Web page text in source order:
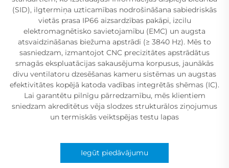
(SID), ilgtermiņa uzticamības nodrošināšana sabiedriskās
vietās prasa IP66 aizsardzības pakāpi, izcilu
elektromagnētisko savietojamību (EMC) un augsta
atsvaidzināšanas biežuma apstrādi (≥ 3840 Hz). Mēs to
sasniedzam, izmantojot CNC precizitātes apstrādātus
smagās ekspluatācijas sakausējuma korpusus, jaunākās
divu ventilatoru dzesēšanas kameru sistēmas un augstas
efektivitātes kopējā katoda vadības integrētās shēmas (IC).
Lai garantētu pilnīgu pārredzamību, mēs klientiem
sniedzam akreditētus vēja slodzes strukturālos ziņojumus
un termiskās veiktspējas testu lapas
Iegūt piedāvājumu